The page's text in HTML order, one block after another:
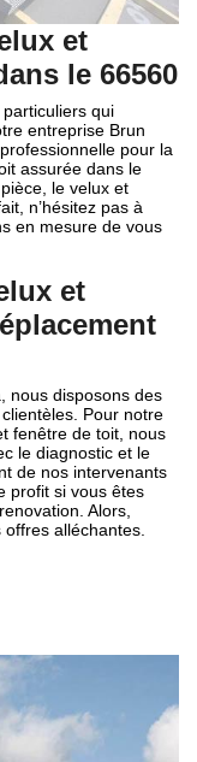
et
le 66560
qui
entreprise Brun
pour la
assurée dans le
le velux et
n’hésitez pas à
en mesure de vous
et
nous disposons des
Pour notre
fenêtre de toit, nous
le diagnostic et le
de nos intervenants
profit si vous êtes
Alors,
alléchantes.